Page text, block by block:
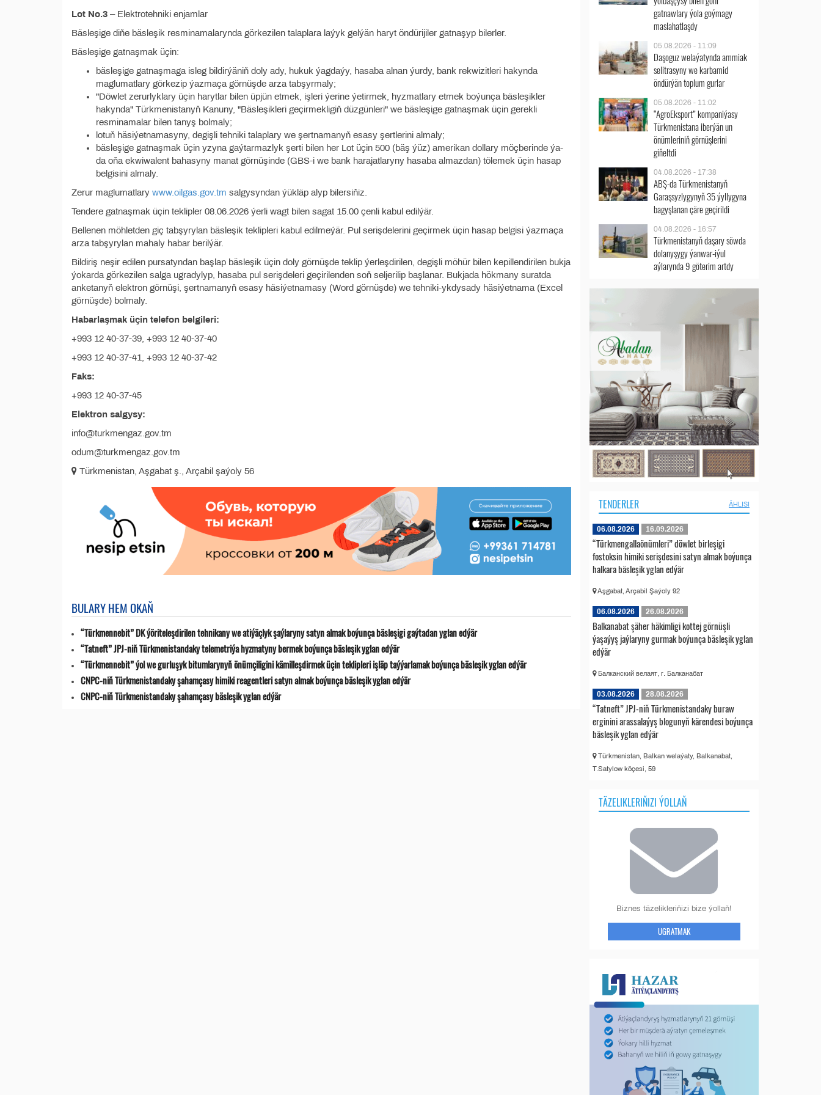
Lot No.3 – Elektrotehniki enjamlar
Bäsleşige diňe bäsleşik resminamalarynda görkezilen talaplara laýyk gelýän haryt öndürijiler gatnaşyp bilerler.
Bäsleşige gatnaşmak üçin:
bäsleşige gatnaşmaga isleg bildirýäniň doly ady, hukuk ýagdaýy, hasaba alnan ýurdy, bank rekwizitleri hakynda
maglumatlary görkezip ýazmaça görnüşde arza tabşyrmaly;
"Döwlet zerurlyklary üçin harytlar bilen üpjün etmek, işleri ýerine ýetirmek, hyzmatlary etmek boýunça bäsleşikler
hakynda" Türkmenistanyň Kanuny, "Bäsleşikleri geçirmekligiň düzgünleri" we bäsleşige gatnaşmak üçin gerekli
resminamalar bilen tanyş bolmaly;
lotuň häsiýetnamasyny, degişli tehniki talaplary we şertnamanyň esasy şertlerini almaly;
bäsleşige gatnaşmak üçin yzyna gaýtarmazlyk şerti bilen her Lot üçin 500 (bäş ýüz) amerikan dollary möçberinde ýa-
da oňa ekwiwalent bahasyny manat görnüşinde (GBS-i we bank harajatlaryny hasaba almazdan) tölemek üçin hasap
belgisini almaly.
Zerur maglumatlary www.oilgas.gov.tm salgysyndan ýükläp alyp bilersiňiz.
Tendere gatnaşmak üçin teklipler 08.06.2026 ýerli wagt bilen sagat 15.00 çenli kabul edilýär.
Bellenen möhletden giç tabşyrylan bäsleşik teklipleri kabul edilmeýär. Pul serişdelerini geçirmek üçin hasap belgisi ýazmaça
arza tabşyrylan mahaly habar berilýär.
Bildiriş neşir edilen pursatyndan başlap bäsleşik üçin doly görnüşde teklip ýerleşdirilen, degişli möhür bilen kepillendirilen bukja
ýokarda görkezilen salga ugradylyp, hasaba pul serişdeleri geçirilenden soň seljerilip başlanar. Bukjada hökmany suratda
anketanyň elektron görnüşi, şertnamanyň esasy häsiýetnamasy (Word görnüşde) we tehniki-ykdysady häsiýetnama (Excel
görnüşde) bolmaly.
Habarlaşmak üçin telefon belgileri:
+993 12 40-37-39, +993 12 40-37-40
+993 12 40-37-41, +993 12 40-37-42
Faks:
+993 12 40-37-45
Elektron salgysy:
info@turkmengaz.gov.tm
odum@turkmengaz.gov.tm
Türkmenistan, Aşgabat ş., Arçabil şaýoly 56
BULARY HEM OKAŇ
“Türkmennebit” DK ýöriteleşdirilen tehnikany we atiýäçlyk şaýlaryny satyn almak boýunça bäsleşigi gaýtadan yglan edýär
“Tatneft” JPJ-niň Türkmenistandaky telemetriýa hyzmatyny bermek boýunça bäsleşik yglan edýär
“Türkmennebit” ýol we gurluşyk bitumlarynyň önümçiligini kämilleşdirmek üçin teklipleri işläp taýýarlamak boýunça bäsleşik yglan edýär
CNPC-niň Türkmenistandaky şahamçasy himiki reagentleri satyn almak boýunça bäsleşik yglan edýär
CNPC-niň Türkmenistandaky şahamçasy bäsleşik yglan edýär
gatnawlary ýola goýmagy
maslahatlaşdy
05.08.2026 - 11:09
Daşoguz welaýatynda ammiak
selitrasyny we karbamid
öndürýän toplum gurlar
05.08.2026 - 11:02
“AgroEksport” kompaniýasy
Türkmenistana iberýän un
önümleriniň görnüşlerini
giňeltdi
04.08.2026 - 17:38
ABŞ-da Türkmenistanyň
Garaşsyzlygynyň 35 ýyllygyna
bagyşlanan çäre geçirildi
04.08.2026 - 16:57
Türkmenistanyň daşary söwda
dolanyşygy ýanwar-iýul
aýlarynda 9 göterim artdy
TENDERLER ÄHLISI
06.08.2026 16.09.2026
“Türkmengallaönümleri” döwlet birleşigi
fostoksin himiki serişdesini satyn almak boýunça
halkara bäsleşik yglan edýär
Aşgabat, Arçabil Şaýoly 92
06.08.2026 26.08.2026
Balkanabat şäher häkimligi kottej görnüşli
ýaşaýyş jaýlaryny gurmak boýunça bäsleşik yglan
edýär
Балканский велаят, г. Балканабат
03.08.2026 28.08.2026
“Tatneft” JPJ-niň Türkmenistandaky buraw
erginini arassalaýyş blogunyň kärendesi boýunça
bäsleşik yglan edýär
Türkmenistan, Balkan welaýaty, Balkanabat,
T.Satylow köçesi, 59
TÄZELIKLERIŇIZI ÝOLLAŇ
Biznes täzelikleriňizi bize ýollaň!
UGRATMAK